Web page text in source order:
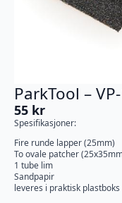
ParkTool –
55 kr
Spesifikasjoner:
Fire runde lapper (25mm)
To ovale patcher
1 tube lim
Sandpapir
leveres i praktisk plastboks